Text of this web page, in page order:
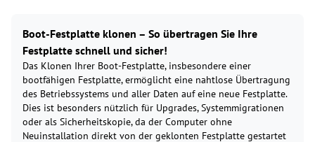
Boot-Festplatte klonen – So übertragen Sie Ihre
Festplatte schnell und sicher!
Das Klonen Ihrer Boot-Festplatte, insbesondere einer
bootfähigen Festplatte, ermöglicht eine nahtlose Übertragung
des Betriebssystems und aller Daten auf eine neue Festplatte.
Dies ist besonders nützlich für Upgrades, Systemmigrationen
oder als Sicherheitskopie, da der Computer ohne
Neuinstallation direkt von der geklonten Festplatte gestartet